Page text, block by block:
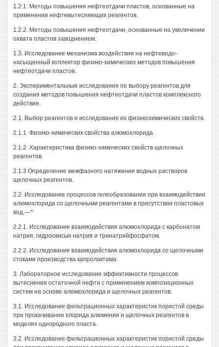
1.2.1. Методы повышения нефтеотдачи пластов, основанные на
применении нефтевытесняющих реагентов.
1.2.2. Методы повышения нефтеотдачи, основанные на увеличении
охвата пластов заводнением.
1.3. Исследование механизма воздействия на нефтеводо-
насыщенный коллектор физико-химических методов повышения
нефтеотдачи пластов.
2. Экспериментальные исследования по выбору реагентов для
создания методов повышения нефтеотдачи пластов комплексного
действия.
2.1. Выбор реагентов и исследование их физикохимических свойств.
2.1.1. Физико-химических свойства алюмохлорида.
2.1.2. Характеристика физико-химических свойств щелочных
реагентов.
2.1.3 Определение межфазного натяжения водных растворов
щелочных реагентов.
2.2. Исследование процессов гелеобразования при взаимодействии
алюмохлорида со щелочными реагентами в присутствии пластовых
вод.—^
2.2.1. Исследование взаимодействия алюмохлорида с карбонатом
натрия, гидроокисью натрия и тринатрийфосфатом.
2.2.2. Исследование взаимодействия алюмохлорида со щелочными
стоками производства капролактама.
3. Лабораторное исследование эффективности процессов
вытеснения остаточной нефти с применением композиционных
систем на основе алюмохлорида и щелочных реагентов.
3.1. Исследование фильтрационных характеристик пористой среды
при прокачивании хлорида алюминия и щелочных реагентов в
моделях однородного пласта.
3.2. Исследование фильтрационных характеристик пористой среды